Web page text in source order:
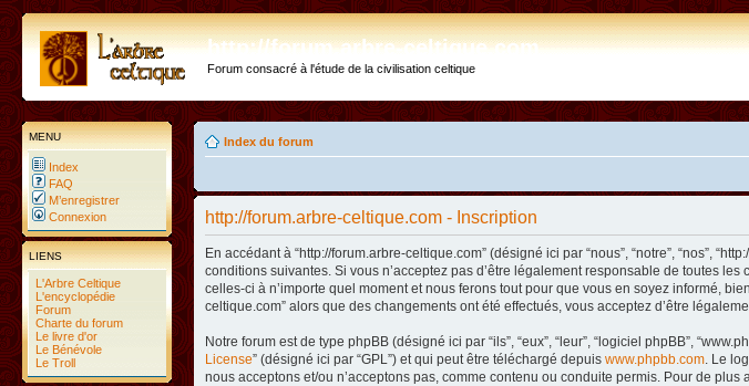
http://forum.arbre-celtique.com
Forum consacré à l'étude de la civilisation celtique
MENU
Index
FAQ
M’enregistrer
Connexion
LIENS
L'Arbre Celtique
L'encyclopédie
Forum
Charte du forum
Le livre d'or
Le Bénévole
Le Troll
Index du forum
http://forum.arbre-celtique.com - Inscription
En accédant à “http://forum.arbre-celtique.com” (désigné ici par “nous”, “notre”, “nos”,
conditions suivantes. Si vous n’acceptez pas d’être légalement responsable de toutes
celles-ci à n’importe quel moment et nous ferons tout pour que vous en soyez informé,
celtique.com” alors que des changements ont été effectués, vous acceptez d’être
Notre forum est de type phpBB (désigné ici par “ils”, “eux”, “leur”, “logiciel phpBB”,
License” (désigné ici par “GPL”) et qui peut être téléchargé depuis www.phpbb.com . Le
nous acceptons et/ou n’acceptons pas, comme contenu ou conduite permis. Pour de